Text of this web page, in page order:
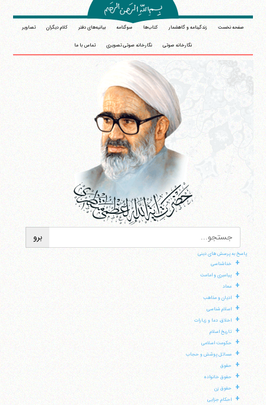
صفحه نخست زندگینامه و گاهشمار کتاب‌ها سوگنامه بیانیه‌های دفتر کلام دیگران تصاویر
نگارخانه صوتی نگارخانه صوتی تصویری تماس با ما
پاسخ به پرسش های دینی
+ خداشناسی
+ پیامبری و امامت
+ معاد
+ ادیان و مذاهب
+ اسلام شناسی
+ اخلاق، دعا و زیارات
+ تاریخ اسلام
+ حکومت اسلامی
+ مسائل پوشش و حجاب
+ حقوق
+ حقوق خانواده
+ حقوق زن
+ احکام جزایی